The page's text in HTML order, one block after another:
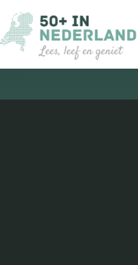
naar
de
inhoud